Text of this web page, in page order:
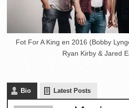
Fot For A King en 2016 (Bobby
Ryan Kirby & Jared
Bio Latest Posts